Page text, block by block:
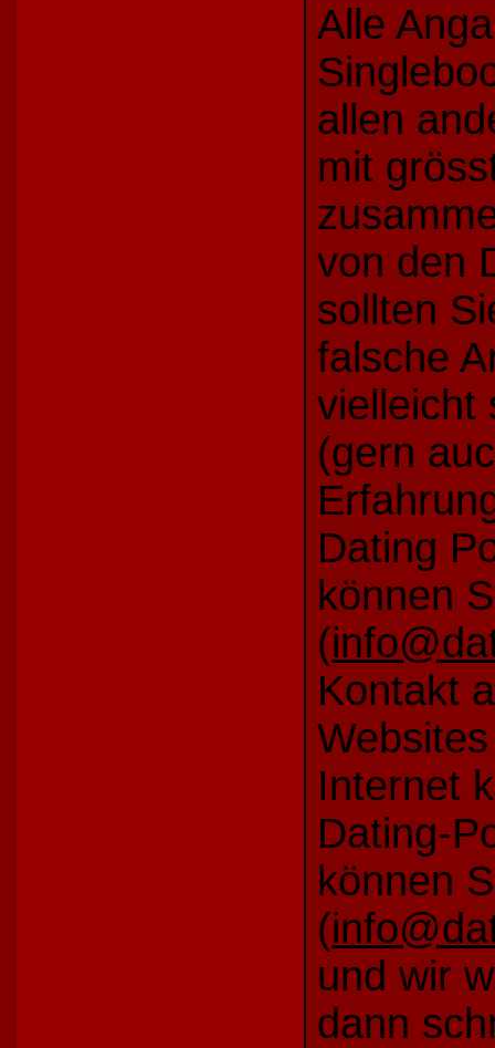
Alle
allen
mit
von den
sollten
falsche
vielleicht
(gern
Dating
können
(
Kontakt
Internet
Dating-
können S
(
und wir
dann